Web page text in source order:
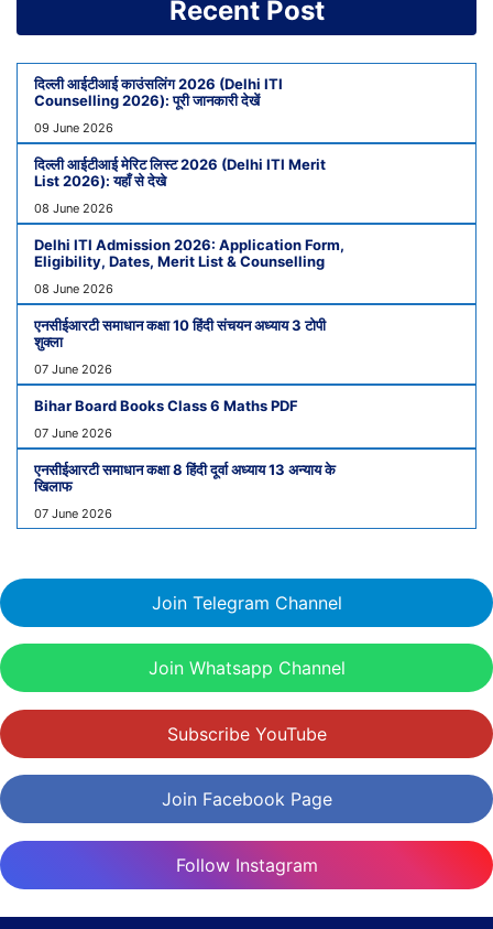
Recent Post
दिल्ली आईटीआई काउंसलिंग 2026 (Delhi ITI
Counselling 2026): पूरी जानकारी देखें
09 June 2026
दिल्ली आईटीआई मेरिट लिस्ट 2026 (Delhi ITI Merit
List 2026): यहाँ से देखे
08 June 2026
Delhi ITI Admission 2026: Application Form,
Eligibility, Dates, Merit List & Counselling
08 June 2026
एनसीईआरटी समाधान कक्षा 10 हिंदी संचयन अध्याय 3 टोपी
शुक्ला
07 June 2026
Bihar Board Books Class 6 Maths PDF
07 June 2026
एनसीईआरटी समाधान कक्षा 8 हिंदी दूर्वा अध्याय 13 अन्याय के
खिलाफ
07 June 2026
Join Telegram Channel
Join Whatsapp Channel
Subscribe YouTube
Join Facebook Page
Follow Instagram